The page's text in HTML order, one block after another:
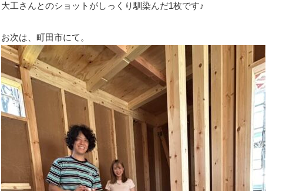
大工さんとのショットがしっくり馴染んだ1枚です♪
お次は、町田市にて。